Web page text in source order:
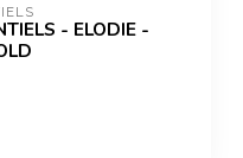
- ELODIE -